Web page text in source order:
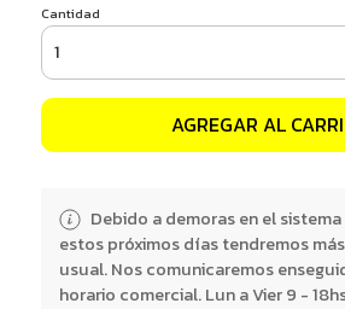
Cantidad
AGREGAR AL
Debido a demoras en el
estos próximos días tendremos
usual. Nos comunicaremos
horario comercial. Lun a Vier 9 -